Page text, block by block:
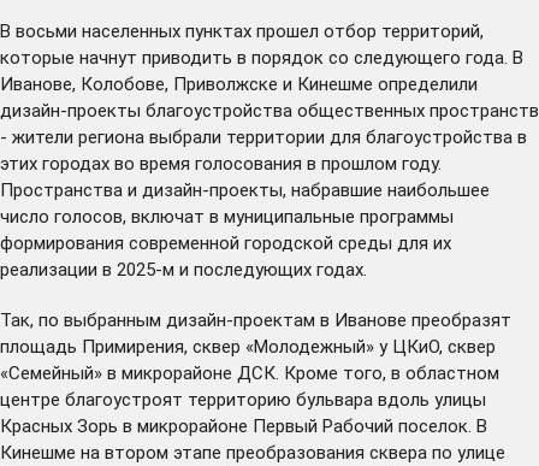
В восьми населенных пунктах прошел отбор территорий,
которые начнут приводить в порядок со следующего года. В
Иванове, Колобове, Приволжске и Кинешме определили
дизайн-проекты благоустройства общественных пространств
- жители региона выбрали территории для благоустройства в
этих городах во время голосования в прошлом году.
Пространства и дизайн-проекты, набравшие наибольшее
число голосов, включат в муниципальные программы
формирования современной городской среды для их
реализации в 2025-м и последующих годах.
Так, по выбранным дизайн-проектам в Иванове преобразят
площадь Примирения, сквер «Молодежный» у ЦКиО, сквер
«Семейный» в микрорайоне ДСК. Кроме того, в областном
центре благоустроят территорию бульвара вдоль улицы
Красных Зорь в микрорайоне Первый Рабочий поселок. В
Кинешме на втором этапе преобразования сквера по улице